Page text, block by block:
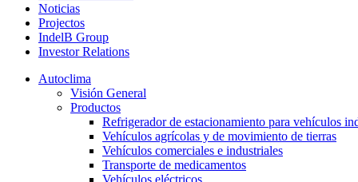
Noticias
Projectos
IndelB Group
Investor Relations
Autoclima
Visión General
Productos
Refrigerador de estacionamiento para vehículos
Vehículos agrícolas y de movimiento de tierras
Vehículos comerciales e industriales
Transporte de medicamentos
Vehículos eléctricos